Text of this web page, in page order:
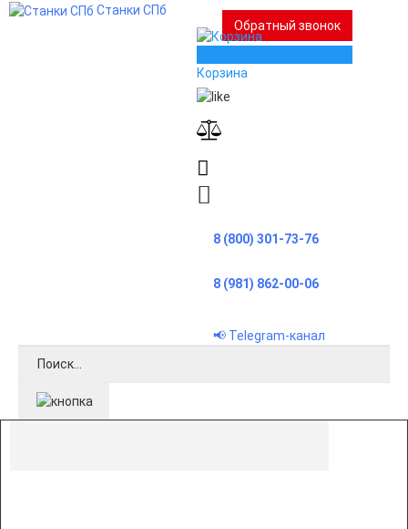
Станки СПб
Обратный звонок
Корзина
8 (800) 301-73-76
8 (981) 862-00-06
📢 Telegram-канал